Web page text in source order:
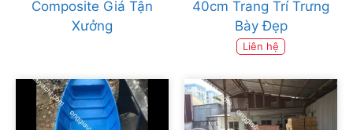
Composite Giá Tận
Xưởng
40cm Trang Trí Trưng
Bày Đẹp
Liên hệ